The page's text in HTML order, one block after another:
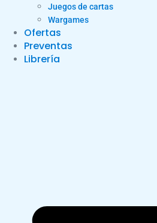
Juegos de cartas
Wargames
Ofertas
Preventas
Librería